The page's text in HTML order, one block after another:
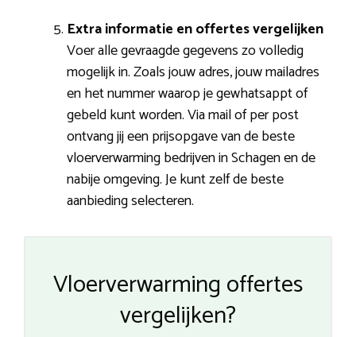
Extra informatie en offertes vergelijken
Voer alle gevraagde gegevens zo volledig
mogelijk in. Zoals jouw adres, jouw mailadres
en het nummer waarop je gewhatsappt of
gebeld kunt worden. Via mail of per post
ontvang jij een prijsopgave van de beste
vloerverwarming bedrijven in Schagen en de
nabije omgeving. Je kunt zelf de beste
aanbieding selecteren.
Vloerverwarming offertes
vergelijken?